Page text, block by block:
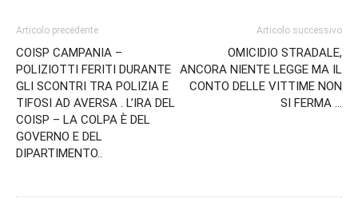
Articolo precedente
COISP CAMPANIA –
POLIZIOTTI FERITI DURANTE
GLI SCONTRI TRA POLIZIA E
TIFOSI AD AVERSA . L’IRA DEL
COISP – LA COLPA È DEL
GOVERNO E DEL
DIPARTIMENTO..
Articolo successivo
OMICIDIO STRADALE,
ANCORA NIENTE LEGGE MA IL
CONTO DELLE VITTIME NON
SI FERMA …